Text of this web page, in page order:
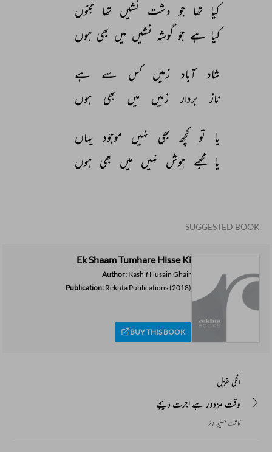
کیا تھا جو دشت نشیں تھا مجنوں
کیا ہے جو گوشہ نشیں میں بھی ہوں
شاد آباد زمیں کس سے
ہے
ناز
بردار زمیں میں بھی ہوں
یا تو کچھ بھی نہیں موجود یہاں
یا مجھے ہوش نہیں میں بھی ہوں
SUGGESTED BOOK
Ek Shaam Tumhare Hisse Ki
Author: Kashif Husain Ghair
Publication: Rekhta Publications(2018)
BUY THIS BOOK
اگلی غزل
وقت مزدور ہے اجرت دیجے
کاشف حسین غائر